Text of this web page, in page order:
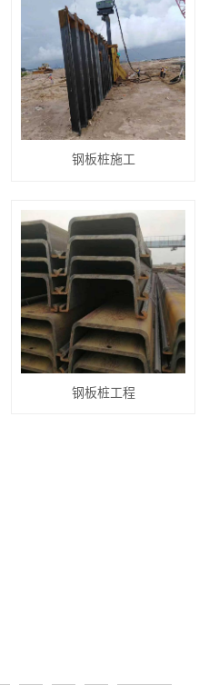
钢板桩施工
钢板桩工程